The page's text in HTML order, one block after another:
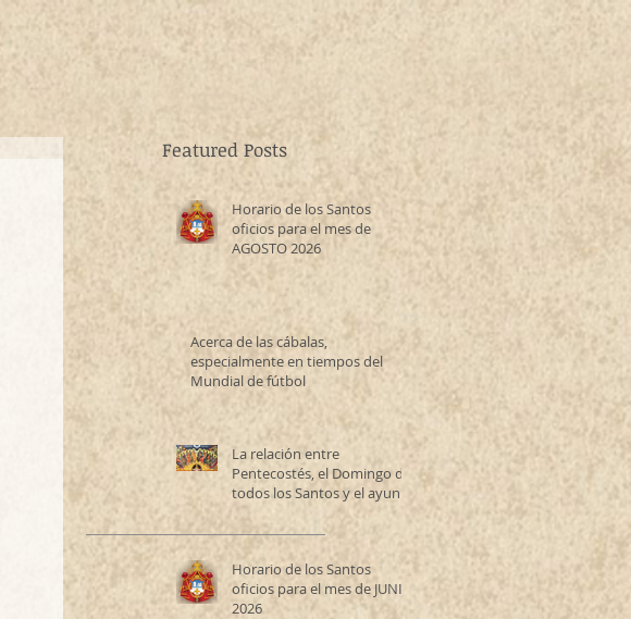
Featured Posts
Horario de los Santos
oficios para el mes de
AGOSTO 2026
Acerca de las cábalas,
especialmente en tiempos del
Mundial de fútbol
La relación entre
Pentecostés, el Domingo de
todos los Santos y el ayuno
de los Santos Apóstoles
Horario de los Santos
oficios para el mes de JUNIO
2026